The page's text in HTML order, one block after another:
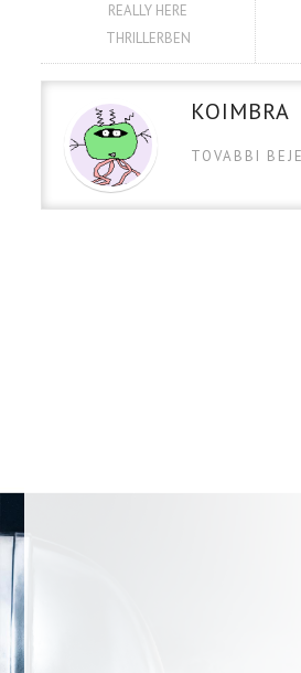
REALLY HERE
THRILLERBEN
KOIMBRA
TOVABBI